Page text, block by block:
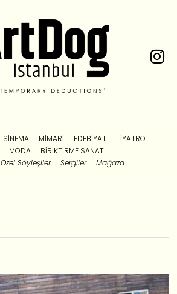
SINEMA MIMARI EDEBIYAT
TIYATRO
MODA
BIRIKTIRME SANATI
Özel Söyleşiler Sergiler Mağaza